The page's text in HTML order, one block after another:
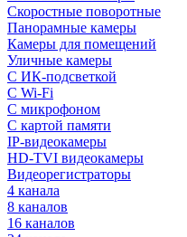
Скоростные поворотные
Панорамные камеры
Камеры для помещений
Уличные камеры
С ИК-подсветкой
С Wi-Fi
С микрофоном
С картой памяти
IP-видеокамеры
HD-TVI видеокамеры
Видеорегистраторы
4 канала
8 каналов
16 каналов